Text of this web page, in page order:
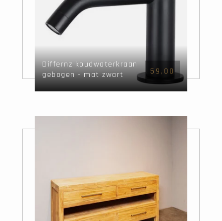
Differnz koudwaterkraan
gebogen - mat zwart
59,00